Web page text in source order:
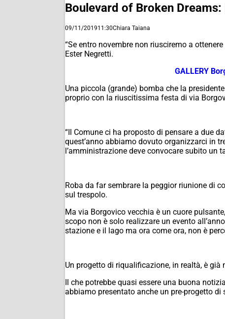
Boulevard of Broken
09/11/201911:30Chiara Taiana
“Se entro novembre non riusciremo a
Ester Negretti.
GALLERY
Una piccola (grande) bomba che la
proprio con la riuscitissima festa di via
“Il Comune ci ha proposto di pensare a due
quest’anno abbiamo dovuto organizzarci in
l’amministrazione deve convocare subito un
Roba da far sembrare la peggior riunione di
sul trespolo.
Ma via Borgovico vecchia è un cuore
scopo non è solo realizzare un evento
stazione e il lago ma ora come ora, non è
Un progetto di riqualificazione, in realtà, è già
Il che potrebbe quasi essere una buona
abbiamo presentato anche un pre-progetto di